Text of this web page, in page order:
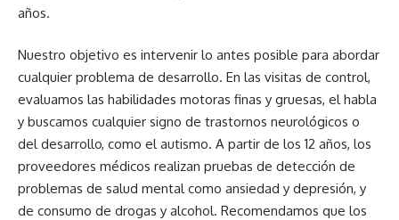
años.
Nuestro objetivo es intervenir lo antes posible para abordar
cualquier problema de desarrollo. En las visitas de control,
evaluamos las habilidades motoras finas y gruesas, el habla
y buscamos cualquier signo de trastornos neurológicos o
del desarrollo, como el autismo. A partir de los 12 años, los
proveedores médicos realizan pruebas de detección de
problemas de salud mental como ansiedad y depresión, y
de consumo de drogas y alcohol. Recomendamos que los